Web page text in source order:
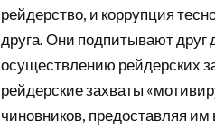
рейдерство, и коррупция
друга. Они подпитывают друг
осуществлению рейдерских
рейдерские захваты
чиновников, предоставляя